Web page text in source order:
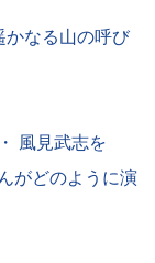
かなる山の呼び
風見武志を
がどのように演